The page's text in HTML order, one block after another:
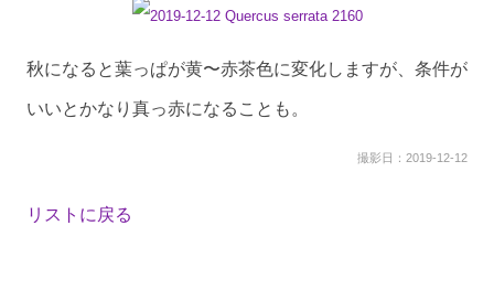
秋になると葉っぱが黄〜赤茶色に変化しますが、条件が
いいとかなり真っ赤になることも。
撮影日：2019-12-12
リストに戻る